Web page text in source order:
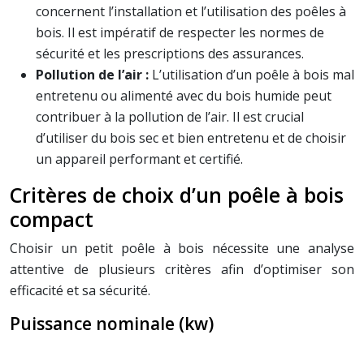
concernent l’installation et l’utilisation des poêles à
bois. Il est impératif de respecter les normes de
sécurité et les prescriptions des assurances.
Pollution de l’air : L’utilisation d’un poêle à bois mal
entretenu ou alimenté avec du bois humide peut
contribuer à la pollution de l’air. Il est crucial
d’utiliser du bois sec et bien entretenu et de choisir
un appareil performant et certifié.
Critères de choix d’un poêle à bois
compact
Choisir un petit poêle à bois nécessite une analyse
attentive de plusieurs critères afin d’optimiser son
efficacité et sa sécurité.
Puissance nominale (kw)